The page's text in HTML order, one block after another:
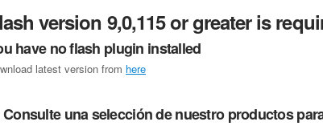
version 9,0,115 or greater is
have no flash plugin installed
latest version from here
Consulte una selección de nuestro productos